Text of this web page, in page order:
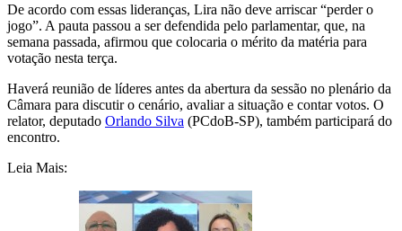
De acordo com essas lideranças, Lira não deve arriscar “perder o
jogo”. A pauta passou a ser defendida pelo parlamentar, que, na
semana passada, afirmou que colocaria o mérito da matéria para
votação nesta terça.
Haverá reunião de líderes antes da abertura da sessão no plenário da
Câmara para discutir o cenário, avaliar a situação e contar votos. O
relator, deputado Orlando Silva (PCdoB-SP), também participará do
encontro.
Leia Mais: